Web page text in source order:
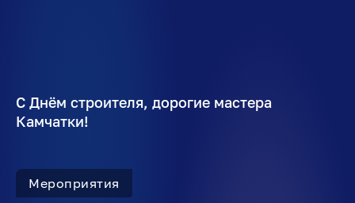
С Днём строителя, дорогие мастера
Камчатки!
Мероприятия